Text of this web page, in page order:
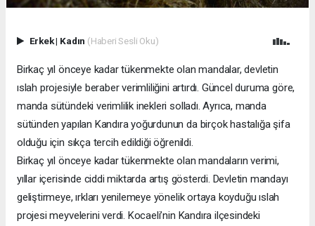
Erkek| Kadın (Haberi Sesli Oku)
Birkaç yıl önceye kadar tükenmekte olan mandalar, devletin
ıslah projesiyle beraber verimliliğini artırdı. Güncel duruma göre,
manda sütündeki verimlilik inekleri solladı. Ayrıca, manda
sütünden yapılan Kandıra yoğurdunun da birçok hastalığa şifa
olduğu için sıkça tercih edildiği öğrenildi.
Birkaç yıl önceye kadar tükenmekte olan mandaların verimi,
yıllar içerisinde ciddi miktarda artış gösterdi. Devletin mandayı
geliştirmeye, ırkları yenilemeye yönelik ortaya koyduğu ıslah
projesi meyvelerini verdi. Kocaeli’nin Kandıra ilçesindeki